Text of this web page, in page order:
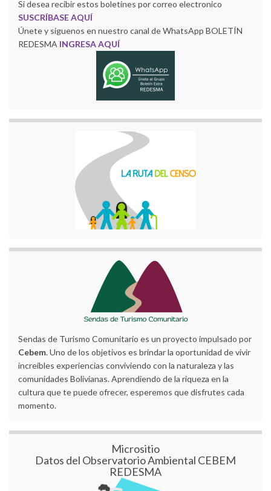
Si desea recibir estos boletines por correo electronico
SUSCRÍBASE AQUÍ
Únete y siguenos en nuestro canal de WhatsApp BOLETÍN
REDESMA INGRESA AQUÍ
Sendas de Turismo Comunitario es un proyecto impulsado por
Cebem. Uno de los objetivos es brindar la oportunidad de vivir
increíbles experiencias conviviendo con la naturaleza y las
comunidades Bolivianas. Aprendiendo de la riqueza en la
cultura que te puede ofrecer, esperemos que disfrutes cada
momento.
Micrositio
Datos del Observatorio Ambiental CEBEM
REDESMA